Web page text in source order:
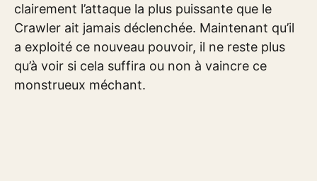
clairement l’attaque la plus puissante que le
Crawler ait jamais déclenchée. Maintenant qu’il
a exploité ce nouveau pouvoir, il ne reste plus
qu’à voir si cela suffira ou non à vaincre ce
monstrueux méchant.